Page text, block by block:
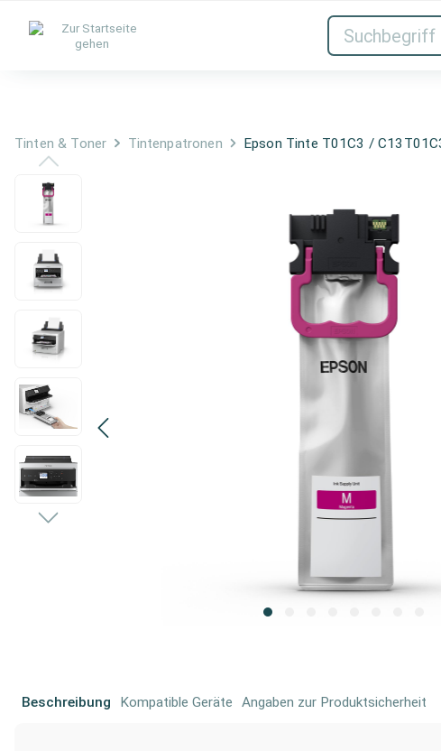
Netzwerk
Tinten & Toner Tintenpatronen Epson Tinte T01C3 /
Beschreibung Kompatible Geräte Angaben zur Produktsicherheit